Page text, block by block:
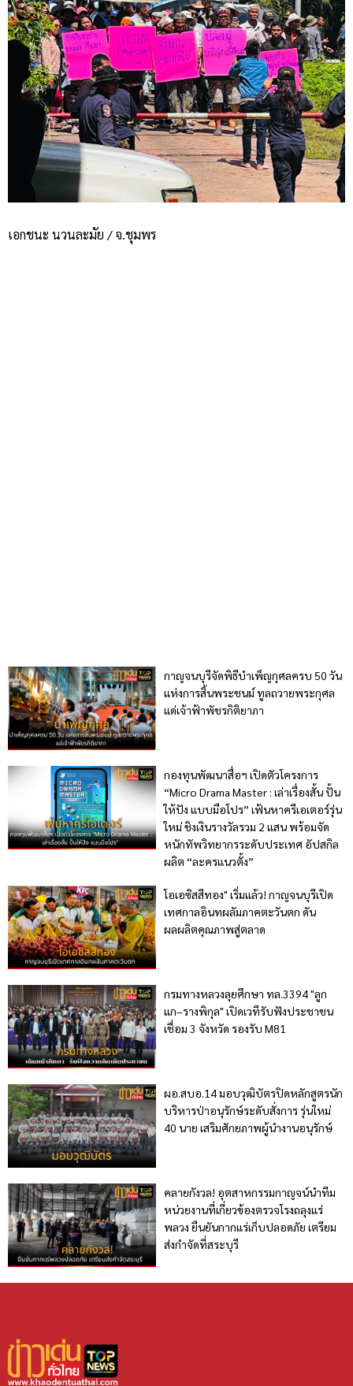
เอกชนะ นวนละมัย / จ.ชุมพร
กาญจนบุรีจัดพิธีบำเพ็ญกุศลครบ 50 วัน
แห่งการสิ้นพระชนม์ ทูลถวายพระกุศล
แด่เจ้าฟ้าพัชรกิติยาภา
กองทุนพัฒนาสื่อฯ เปิดตัวโครงการ
“Micro Drama Master : เล่าเรื่องสั้น ปั้น
ให้ปัง แบบมือโปร” เฟ้นหาครีเอเตอร์รุ่น
ใหม่ ชิงเงินรางวัลรวม 2 แสน พร้อมจัด
หนักทัพวิทยากรระดับประเทศ อัปสกิล
ผลิต “ละครแนวตั้ง”
โอเอซิสสีทอง" เริ่มแล้ว! กาญจนบุรีเปิด
เทศกาลอินทผลัมภาคตะวันตก ดัน
ผลผลิตคุณภาพสู่ตลาด
กรมทางหลวงลุยศึกษา ทล.3394 "ลูก
แก–รางพิกุล" เปิดเวทีรับฟังประชาชน
เชื่อม 3 จังหวัด รองรับ M81
ผอ.สบอ.14 มอบวุฒิบัตรปิดหลักสูตรนัก
บริหารป่าอนุรักษ์ระดับสั่งการ รุ่นใหม่
40 นาย เสริมศักยภาพผู้นำงานอนุรักษ์
คลายกังวล! อุตสาหกรรมกาญจน์นำทีม
หน่วยงานที่เกี่ยวข้องตรวจโรงถลุงแร่
พลวง ยืนยันกากแร่เก็บปลอดภัย เตรียม
ส่งกำจัดที่สระบุรี